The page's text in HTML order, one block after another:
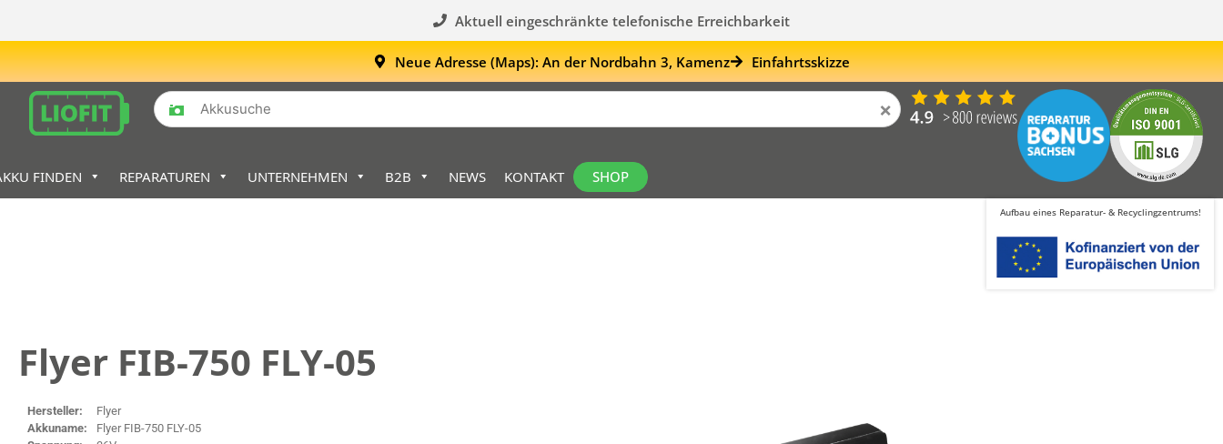
Aktuell eingeschränkte telefonische Erreichbarkeit
Neue Adresse (Maps): An der Nordbahn 3, Kamenz Einfahrtsskizze
×
FINDEN REPARATUREN UNTERNEHMEN B2B NEWS KONTAKT SHOP
Aufbau eines Reparatur- & Recyclingzentrums!
Flyer FIB-750 FLY-05
Hersteller:
Flyer
Akkuname:
Flyer FIB-750 FLY-05